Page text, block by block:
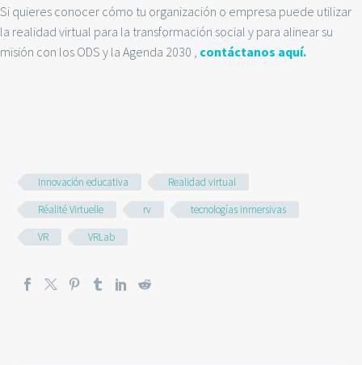
Si quieres conocer cómo tu organización o empresa puede utilizar
la realidad virtual para la transformación social y para alinear su
misión con los ODS y la Agenda 2030 , contáctanos aquí.
Innovación educativa
Realidad virtual
Réalité Virtuelle
rv
tecnologías inmersivas
VR
VRLab